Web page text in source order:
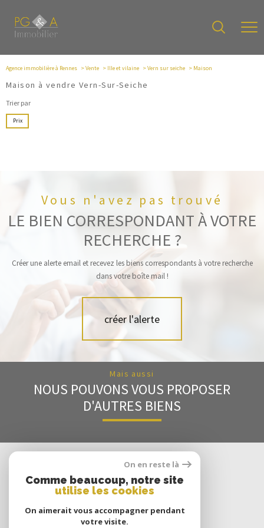
Agence immobilière à Rennes Vente Ille et vilaine Vern sur seiche Maison
Maison à vendre Vern-Sur-Seiche
Trier par
Prix
Vous n'avez pas trouvé
LE BIEN CORRESPONDANT À VOTRE
RECHERCHE ?
Créer une alerte email et recevez les biens correspondants à votre recherche
dans votre boîte mail !
créer l'alerte
Mais aussi
NOUS POUVONS VOUS PROPOSER
D'AUTRES BIENS
Nous
SUIVRE
Nous
On en reste là
Comme beaucoup, notre site
utilise les cookies
On aimerait vous accompagner pendant
votre visite.